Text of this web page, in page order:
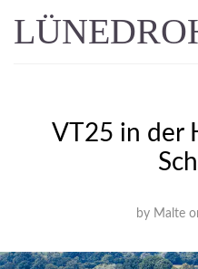
VT25 in der
by Malte